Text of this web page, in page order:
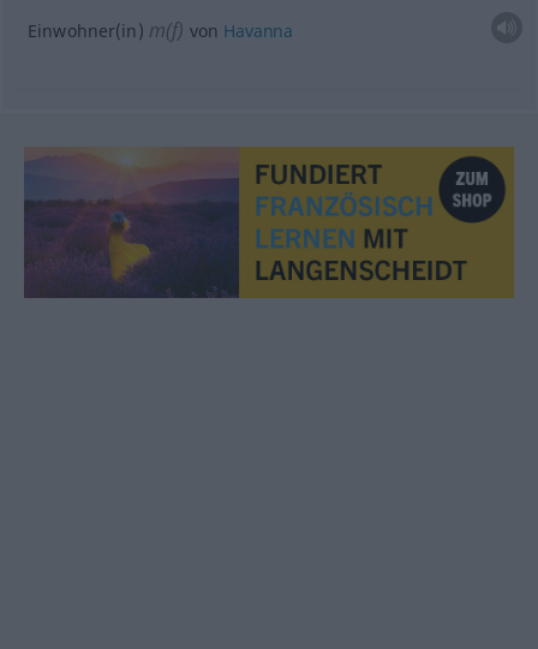
Einwohner(in) m(f) von Havanna